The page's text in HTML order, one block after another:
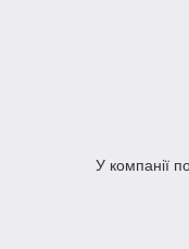
У компанії